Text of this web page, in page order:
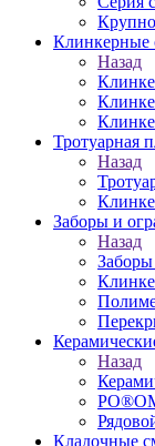
Клинкерные
Назад
Тротуарная
Назад
Заборы и
Назад
Назад
Кладочные